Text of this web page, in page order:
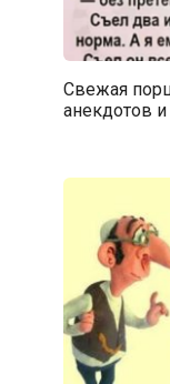
Свежая
анекдотов и